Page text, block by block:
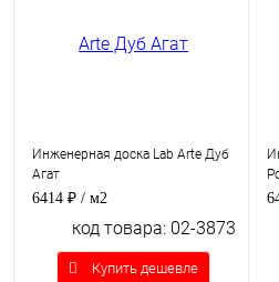
Инженерная доска Lab Arte Дуб
Агат
6414 ₽ / м2
код товара: 02-3873
Купить дешевле